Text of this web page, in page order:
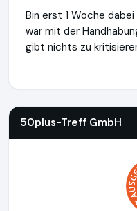
Bin erst 1 Woche dabei
war mit der
gibt nichts zu
50plus-Treff GmbH